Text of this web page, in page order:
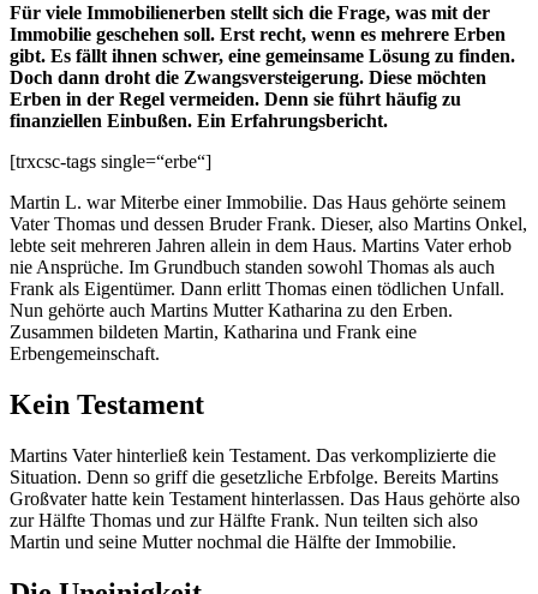
Für viele Immobilienerben stellt sich die Frage, was mit der
Immobilie geschehen soll. Erst recht, wenn es mehrere Erben
gibt. Es fällt ihnen schwer, eine gemeinsame Lösung zu finden.
Doch dann droht die Zwangsversteigerung. Diese möchten
Erben in der Regel vermeiden. Denn sie führt häufig zu
finanziellen Einbußen. Ein Erfahrungsbericht.
[trxcsc-tags single=“erbe“]
Martin L. war Miterbe einer Immobilie. Das Haus gehörte seinem
Vater Thomas und dessen Bruder Frank. Dieser, also Martins Onkel,
lebte seit mehreren Jahren allein in dem Haus. Martins Vater erhob
nie Ansprüche. Im Grundbuch standen sowohl Thomas als auch
Frank als Eigentümer. Dann erlitt Thomas einen tödlichen Unfall.
Nun gehörte auch Martins Mutter Katharina zu den Erben.
Zusammen bildeten Martin, Katharina und Frank eine
Erbengemeinschaft.
Kein Testament
Martins Vater hinterließ kein Testament. Das verkomplizierte die
Situation. Denn so griff die gesetzliche Erbfolge. Bereits Martins
Großvater hatte kein Testament hinterlassen. Das Haus gehörte also
zur Hälfte Thomas und zur Hälfte Frank. Nun teilten sich also
Martin und seine Mutter nochmal die Hälfte der Immobilie.